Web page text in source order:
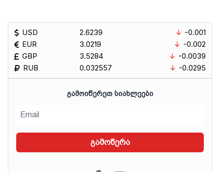
USD
EUR
GBP
RUB
2.6239
3.0219
3.5284
0.032557
-0.001
-0.002
-0.0039
-0.0295
ᲒᲐᲛᲝᲘᲬᲔᲠᲔᲗ ᲡᲘᲐᲮᲚᲔᲔᲑᲘ
გამოწერა